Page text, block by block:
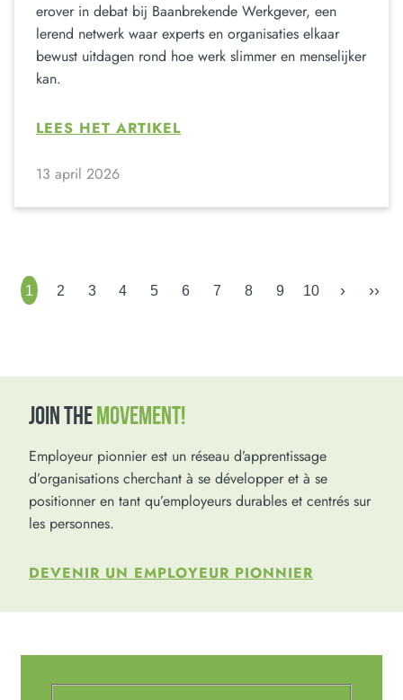
erover in debat bij Baanbrekende Werkgever, een
lerend netwerk waar experts en organisaties elkaar
bewust uitdagen rond hoe werk slimmer en menselijker
kan.
LEES HET ARTIKEL
13 april 2026
1 2 3 4 5 6 7 8 9 10 › ››
JOIN THEMOVEMENT!
Employeur pionnier est un réseau d’apprentissage
d’organisations cherchant à se développer et à se
positionner en tant qu’employeurs durables et centrés sur
les personnes.
DEVENIR UN EMPLOYEUR PIONNIER